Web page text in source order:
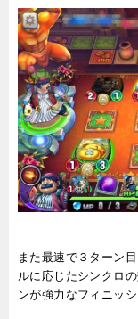
また最速で３ターン
ルに応じたシンクロ
ンが強力なフィニッ